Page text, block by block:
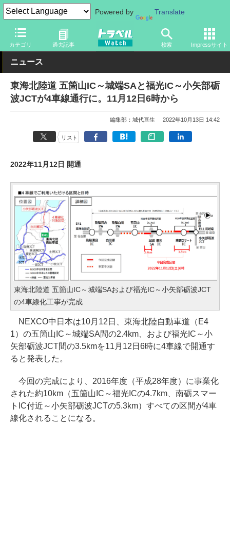
Powered by Translate
カテゴリ 過去記事 検索 Impressサイト
トラベル Watch 旅の方法 クルマ旅 高速道路
ニュース
東海北陸道 五箇山IC～城端SAと福光IC～小矢部砺
波JCTが4車線通行に。11月12日6時から
編集部：城代亘生 2022年10月13日 14:42
リスト
2022年11月12日 開通
東海北陸道 五箇山IC～城端SAおよび福光IC～小矢部砺波JCT
の4車線化工事が完成
NEXCO中日本は10月12日、東海北陸自動車道（E4
1）の五箇山IC～城端SA間の2.4km、および福光IC～小
矢部砺波JCT間の3.5kmを11月12日6時に4車線で開通す
ると発表した。
今回の完成により、2016年度（平成28年度）に事業化
された約10km（五箇山IC～福光ICの4.7km、南砺スマー
トIC付近～小矢部砺波JCTの5.3km）すべての区間が4車
線化されることになる。